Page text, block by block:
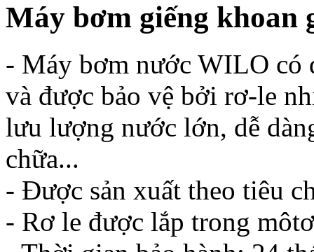
Máy bơm giếng khoan
- Máy bơm nước WILO có
và được bảo vệ bởi rơ-le
lưu lượng nước lớn, dễ
chữa...
- Được sản xuất theo tiêu
- Rơ le được lắp trong